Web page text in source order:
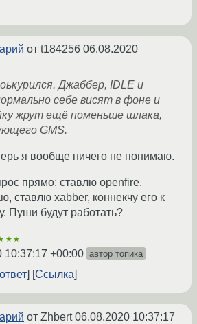
от t184256 06.08.2020
Джаббер, IDLE и
себе висят в фоне и
жрут ещё поменьше шлака,
GMS.
я вообще ничего не понимаю.
прямо: ставлю openfire,
ставлю xabber, коннекчу его к
Пуши будут работать?
10:37:17 +00:00 автор топика
Ссылка
от Zhbert06.08.2020 10:37:17